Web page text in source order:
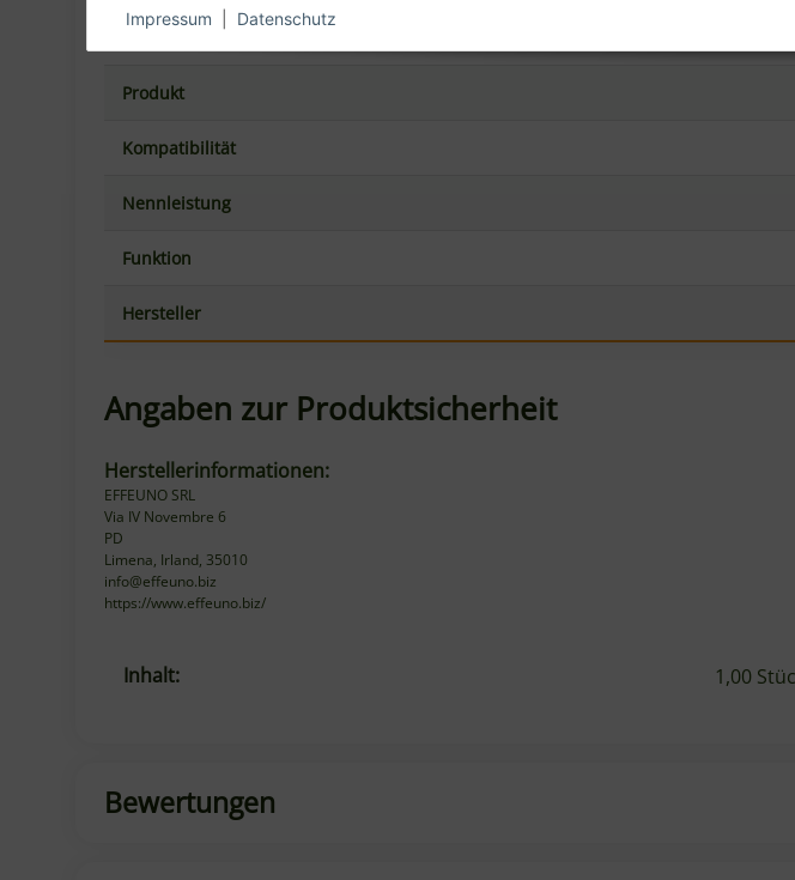
Impressum Datenschutz
Details:
Produkt
Kompatibilität
Nennleistung
Funktion
Hersteller
Angaben zur Produktsicherheit
Herstellerinformationen:
EFFEUNO SRL
Via IV Novembre 6
PD
Limena, Irland, 35010
info@effeuno.biz
https://www.effeuno.biz/
Produkteigenschaft
Wert
Inhalt: 1,00
Bewertungen